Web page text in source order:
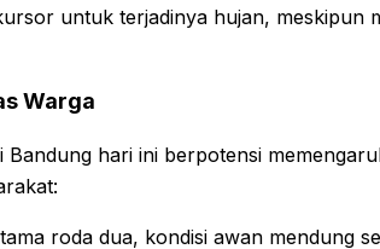
untuk terjadinya hujan, meskipun
Warga
hari ini berpotensi
roda dua, kondisi awan mendung